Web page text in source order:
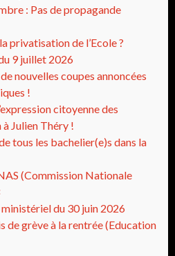
: Pas de propagande
privatisation de l’Ecole ?
9 juillet 2026
nouvelles coupes annoncées
!
citoyenne des
Julien Théry !
tous les bachelier(e)s dans la
(Commission Nationale
du 30 juin 2026
de grève à la rentrée (Education